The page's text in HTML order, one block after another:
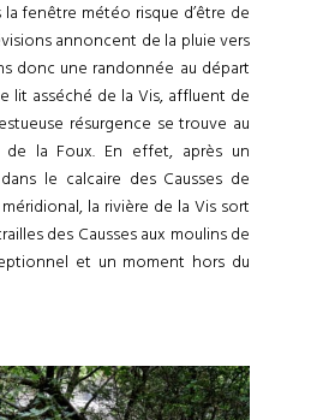
fenêtre météo risque d’être de
annoncent de la pluie vers
donc une randonnée au départ
lit asséché de la Vis, affluent de
résurgence se trouve au
de la Foux. En effet, après un
le calcaire des Causses de
la rivière de la Vis sort
des Causses aux moulins de
et un moment hors du